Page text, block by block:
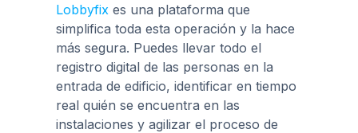
Lobbyfix es una plataforma que
simplifica toda esta operación y la hace
más segura. Puedes llevar todo el
registro digital de las personas en la
entrada de edificio, identificar en tiempo
real quién se encuentra en las
instalaciones y agilizar el proceso de